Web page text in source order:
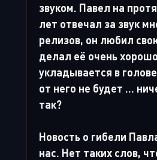
звуком. Павел на
лет отвечал за звук
релизов, он любил
делал её очень
укладывается в
от него не будет ...
так?
Новость о гибели
нас. Нет таких слов,